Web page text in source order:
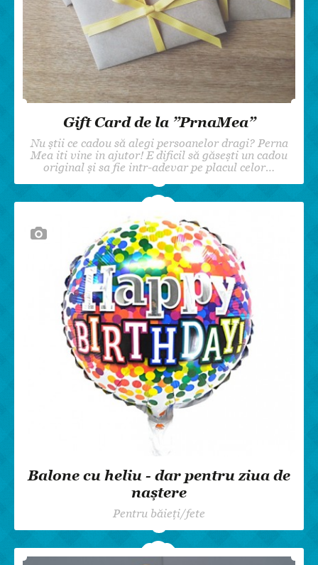
Gift Card de la ”PrnaMea”
Nu știi ce cadou să alegi persoanelor dragi? Perna
Mea iti vine in ajutor! E dificil să găsești un cadou
original și sa fie intr-adevar pe placul celor…
Balone cu heliu - dar pentru ziua de
naștere
Pentru băieți/fete